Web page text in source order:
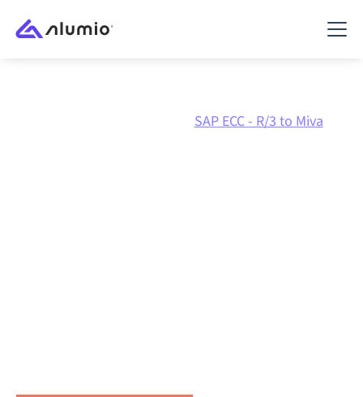
SAP ECC - R/3 to Miva